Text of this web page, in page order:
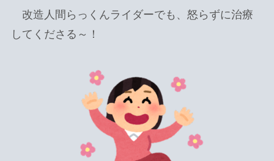
改造人間らっくんライダーでも、怒らずに治療
してくださる～！